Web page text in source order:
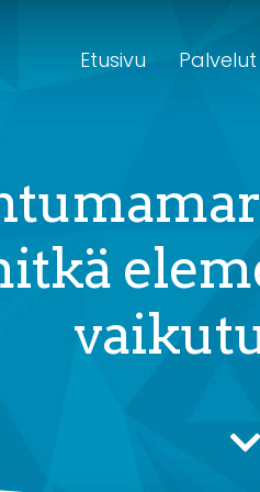
Etusivu Palvelut